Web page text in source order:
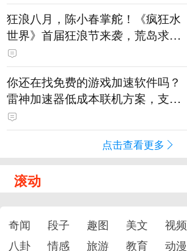
狂浪八月，陈小春掌舵！《疯狂水
世界》首届狂浪节来袭，荒岛求生
直播即将开启
你还在找免费的游戏加速软件吗？
雷神加速器低成本联机方案，支持
免费试用
点击查看更多
滚动
奇闻 段子 趣图 美文 视频
八卦
情感 旅游 教育 动漫